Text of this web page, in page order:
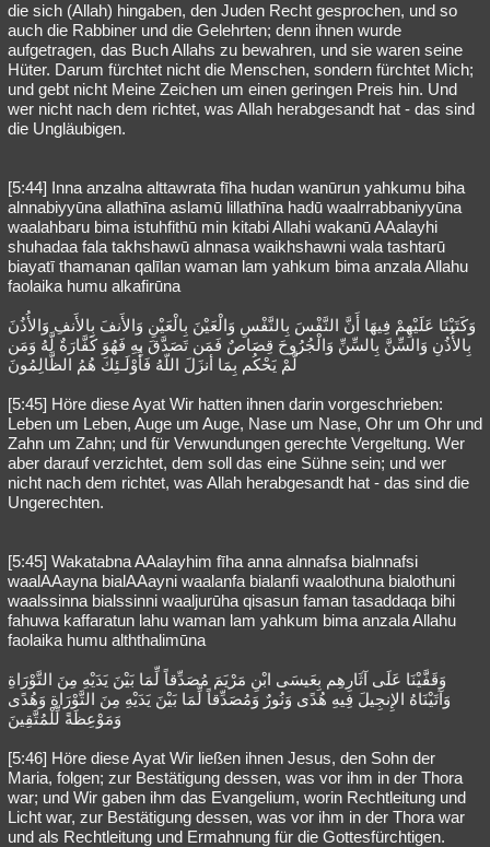
die sich (Allah) hingaben, den Juden Recht gesprochen, und so
auch die Rabbiner und die Gelehrten; denn ihnen wurde
aufgetragen, das Buch Allahs zu bewahren, und sie waren seine
Hüter. Darum fürchtet nicht die Menschen, sondern fürchtet Mich;
und gebt nicht Meine Zeichen um einen geringen Preis hin. Und
wer nicht nach dem richtet, was Allah herabgesandt hat - das sind
die Ungläubigen.
[5:44] Inna anzalna alttawrata fīha hudan wanūrun yahkumu biha
alnnabiyyūna allathīna aslamū lillathīna hadū waalrrabbaniyyūna
waalahbaru bima istuhfithū min kitabi Allahi wakanū AAalayhi
shuhadaa fala takhshawū alnnasa waikhshawni wala tashtarū
biayatī thamanan qalīlan waman lam yahkum bima anzala Allahu
faolaika humu alkafirūna
وَكَتَبْنَا عَلَيْهِمْ فِيهَا أَنَّ النَّفْسَ بِالنَّفْسِ وَالْعَيْنَ بِالْعَيْنِ وَالأَنفَ بِالأَنفِ وَالأُذُنَ
بِالأُذُنِ وَالسِّنَّ بِالسِّنِّ وَالْجُرُوحَ قِصَاصٌ فَمَن تَصَدَّقَ بِهِ فَهُوَ كَفَّارَةٌ لَّهُ وَمَن
لَّمْ يَحْكُم بِمَا أنزَلَ اللّهُ فَأُوْلَـئِكَ هُمُ الظَّالِمُونَ
[5:45] Höre diese Ayat Wir hatten ihnen darin vorgeschrieben:
Leben um Leben, Auge um Auge, Nase um Nase, Ohr um Ohr und
Zahn um Zahn; und für Verwundungen gerechte Vergeltung. Wer
aber darauf verzichtet, dem soll das eine Sühne sein; und wer
nicht nach dem richtet, was Allah herabgesandt hat - das sind die
Ungerechten.
[5:45] Wakatabna AAalayhim fīha anna alnnafsa bialnnafsi
waalAAayna bialAAayni waalanfa bialanfi waalothuna bialothuni
waalssinna bialssinni waaljurūha qisasun faman tasaddaqa bihi
fahuwa kaffaratun lahu waman lam yahkum bima anzala Allahu
faolaika humu alththalimūna
وَقَفَّيْنَا عَلَى آثَارِهِم بِعَيسَى ابْنِ مَرْيَمَ مُصَدِّقاً لِّمَا بَيْنَ يَدَيْهِ مِنَ التَّوْرَاةِ
وَآتَيْنَاهُ الإِنجِيلَ فِيهِ هُدًى وَنُورٌ وَمُصَدِّقاً لِّمَا بَيْنَ يَدَيْهِ مِنَ التَّوْرَاةِ وَهُدًى
وَمَوْعِظَةً لِّلْمُتَّقِينَ
[5:46] Höre diese Ayat Wir ließen ihnen Jesus, den Sohn der
Maria, folgen; zur Bestätigung dessen, was vor ihm in der Thora
war; und Wir gaben ihm das Evangelium, worin Rechtleitung und
Licht war, zur Bestätigung dessen, was vor ihm in der Thora war
und als Rechtleitung und Ermahnung für die Gottesfürchtigen.